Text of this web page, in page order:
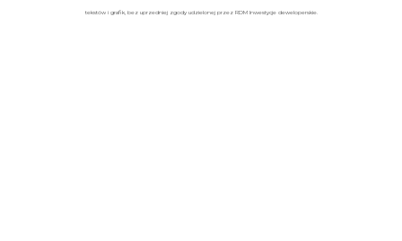
tekstów i grafik, bez uprzedniej zgody udzielonej przez RDM Inwestycje deweloperskie.